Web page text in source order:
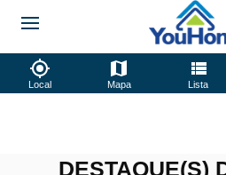
Local Mapa Lista
DESTAQUE(S)